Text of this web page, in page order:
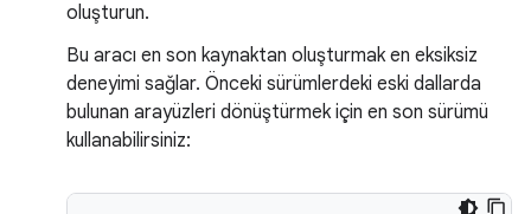
oluşturun.
Bu aracı en son kaynaktan oluşturmak en eksiksiz
deneyimi sağlar. Önceki sürümlerdeki eski dallarda
bulunan arayüzleri dönüştürmek için en son sürümü
kullanabilirsiniz: